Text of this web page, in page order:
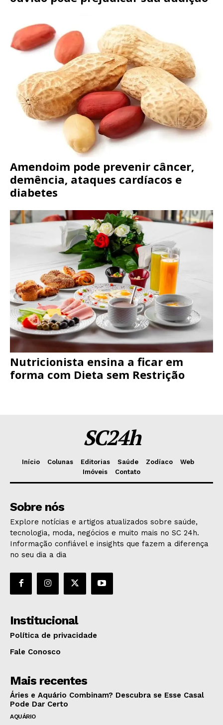
Amendoim pode prevenir câncer,
demência, ataques cardíacos e
diabetes
Nutricionista ensina a ficar em
forma com Dieta sem Restrição
SC24h
Início Colunas Editorias Saúde Zodíaco
Web
Imóveis
Contato
Sobre nós
Explore notícias e artigos atualizados sobre saúde,
tecnologia, moda, negócios e muito mais no SC 24h.
Informação confiável e insights que fazem a diferença
no seu dia a dia
Institucional
Política de privacidade
Fale Conosco
Mais recentes
Áries e Aquário Combinam? Descubra se Esse Casal
Pode Dar Certo
AQUÁRIO